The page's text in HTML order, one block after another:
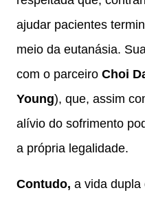
ajudar pacientes
meio da eutanásia.
com o parceiro Choi
Young), que, assim
alívio do sofrimento
a própria legalidade.
Contudo, a vida dupla